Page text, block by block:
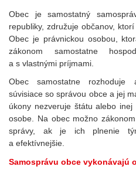
Obec je samostatný
republiky, združuje občanov,
Obec je právnickou osobou,
zákonom samostatne
a s vlastnými príjmami.
Obec samostatne rozhoduje
súvisiace so správou obce a jej
úkony nezveruje štátu alebo
osobe. Na obec možno
správy, ak je ich plnenie
a efektívnejšie.
Samosprávu obce vykonávajú